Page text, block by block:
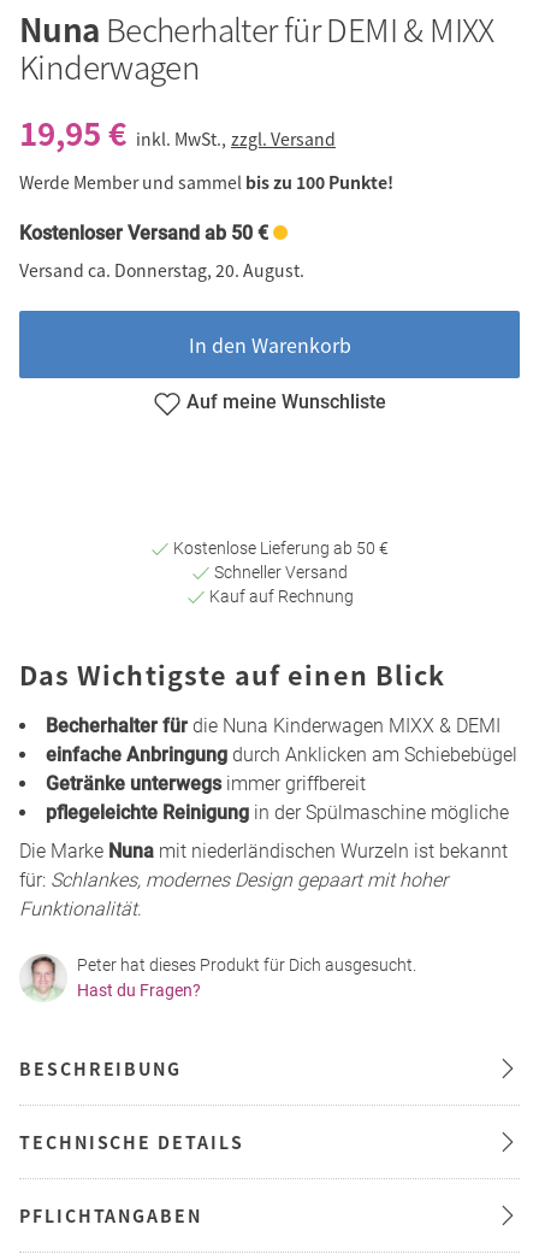
Nuna Becherhalter für DEMI & MIXX
Kinderwagen
19,95 € inkl. MwSt., zzgl. Versand
Werde Member und sammel bis zu 100 Punkte!
Kostenloser Versand ab 50 €
Versand ca. Donnerstag, 20. August.
In den Warenkorb
Auf meine Wunschliste
Kostenlose Lieferung ab 50 €
Schneller Versand
Kauf auf Rechnung
Das Wichtigste auf einen Blick
Becherhalter für die Nuna Kinderwagen MIXX & DEMI
einfache Anbringung durch Anklicken am Schiebebügel
Getränke unterwegsimmer griffbereit
pflegeleichte Reinigung in der Spülmaschine mögliche
Die Marke Nuna mit niederländischen Wurzeln ist bekannt
für: Schlankes, modernes Design gepaart mit hoher
Funktionalität.
Peter hat dieses Produkt für Dich ausgesucht.
Hast du Fragen?
BESCHREIBUNG
TECHNISCHE DETAILS
PFLICHTANGABEN